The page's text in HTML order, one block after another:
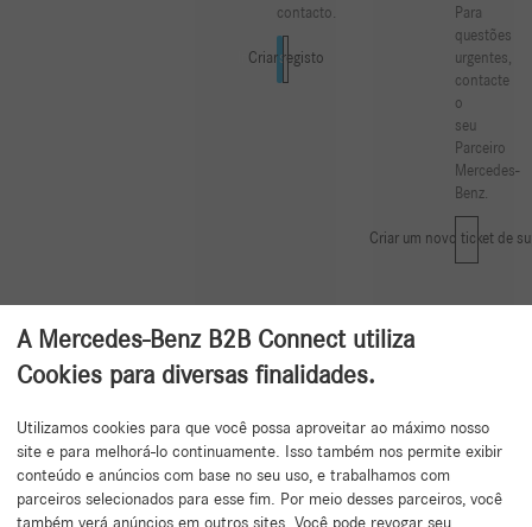
contacto.
Iniciar sessão
Criar registo
Para
questões
urgentes,
contacte
o
seu
Parceiro
Mercedes-
Benz.
Criar um novo ticket de
A Mercedes-Benz B2B Connect utiliza
Cookies para diversas finalidades.
Utilizamos cookies para que você possa aproveitar ao máximo nosso
site e para melhorá-lo continuamente. Isso também nos permite exibir
conteúdo e anúncios com base no seu uso, e trabalhamos com
parceiros selecionados para esse fim. Por meio desses parceiros, você
também verá anúncios em outros sites. Você pode revogar seu
Voltar ao topo